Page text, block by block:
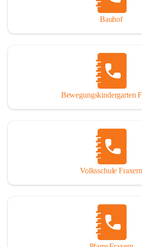
Bauhof
Bewegungskindergarten
Volksschule Fraxern